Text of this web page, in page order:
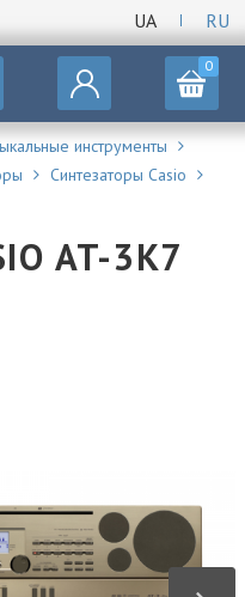
UA RU
0
инструменты
Синтезаторы Casio
AT-3K7